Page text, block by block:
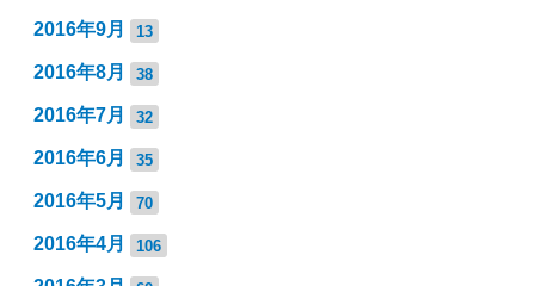
2016年9月 13
2016年8月 38
2016年7月 32
2016年6月 35
2016年5月 70
2016年4月 106